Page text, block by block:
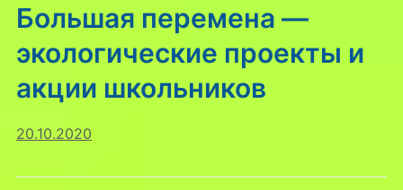
Большая перемена —
экологические проекты и
акции школьников
20.10.2020